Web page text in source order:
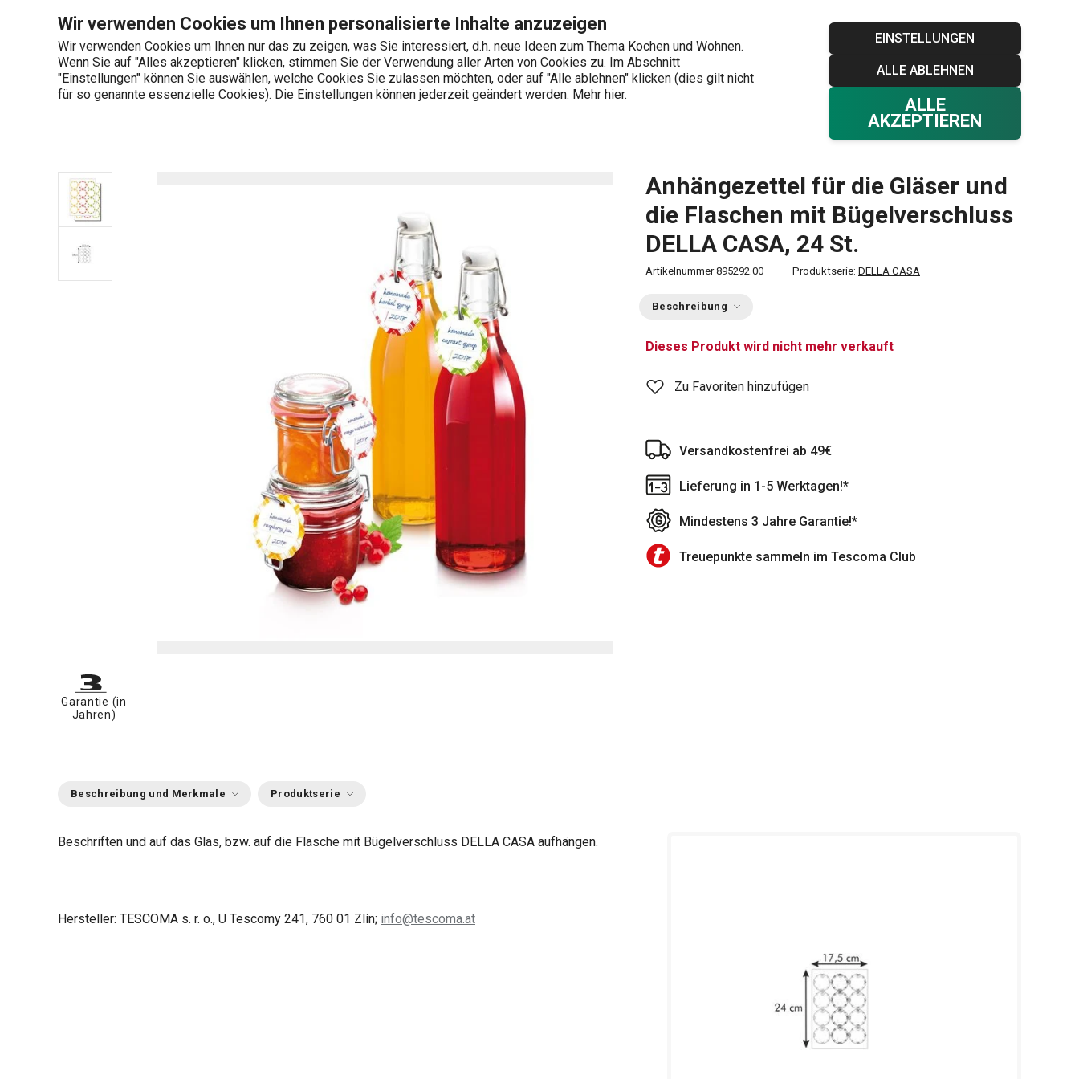
Wir verwenden Cookies um Ihnen personalisierte Inhalte anzuzeigen
Wir verwenden Cookies um Ihnen nur das zu zeigen, was Sie interessiert, d.h. neue Ideen zum Thema Kochen und Wohnen.
Wenn Sie auf "Alles akzeptieren" klicken, stimmen Sie der Verwendung aller Arten von Cookies zu. Im Abschnitt
"Einstellungen" können Sie auswählen, welche Cookies Sie zulassen möchten, oder auf "Alle ablehnen" klicken (dies gilt nicht
für so genannte essenzielle Cookies). Die Einstellungen können jederzeit geändert werden. Mehr hier.
EINSTELLUNGEN
ALLE ABLEHNEN
ALLE
AKZEPTIEREN
Zum Hauptinhalt springen
Zur Suche springen
Zur Navigation springen
Tescoma Club Garantie Kontakt
Produktkategorien +436 703 082 960
Mo-Fr 08:00-16:00
Wonach suchen Sie? Favoriten Einloggen
0 Ihr Warenkorb
€ 0,00
Anhängezettel für die Gläser und
die Flaschen mit Bügelverschluss
DELLA CASA, 24 St.
Artikelnummer 895292.00 Produktserie: DELLA CASA
Beschreibung
Dieses Produkt wird nicht mehr verkauft
Zu Favoriten hinzufügen
Versandkostenfrei ab 49€
Lieferung in 1-5 Werktagen!*
Mindestens 3 Jahre Garantie!*
Treuepunkte sammeln im Tescoma Club
Garantie (in
Jahren)
Beschreibung und Merkmale Produktserie
Beschriften und auf das Glas, bzw. auf die Flasche mit Bügelverschluss DELLA CASA aufhängen.
Hersteller: TESCOMA s. r. o., U Tescomy 241, 760 01 Zlín; info@tescoma.at